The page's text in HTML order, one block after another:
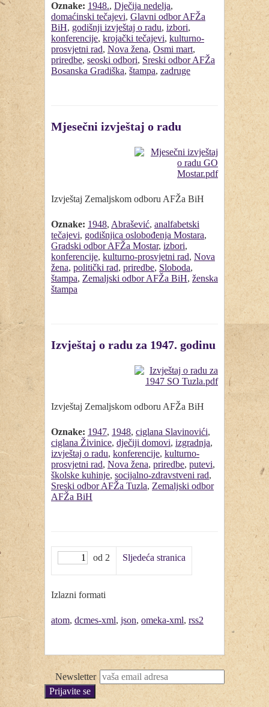
Oznake: 1948., Dječija nedelja,
domaćinski tečajevi, Glavni odbor AFŽa
BiH, godišnji izvještaj o radu, izbori,
konferencije, krojački tečajevi, kulturno-
prosvjetni rad, Nova žena, Osmi mart,
priredbe, seoski odbori, Sreski odbor AFŽa
Bosanska Gradiška, štampa, zadruge
Mjesečni izvještaj o radu
Izvještaj Zemaljskom odboru AFŽa BiH
Oznake: 1948, Abrašević, analfabetski
tečajevi, godišnjica oslobođenja Mostara,
Gradski odbor AFŽa Mostar, izbori,
konferencije, kulturno-prosvjetni rad, Nova
žena, politički rad, priredbe, Sloboda,
štampa, Zemaljski odbor AFŽa BiH, ženska
štampa
Izvještaj o radu za 1947. godinu
Izvještaj Zemaljskom odboru AFŽa BiH
Oznake: 1947, 1948, ciglana Slavinovići,
ciglana Živinice, dječiji domovi, izgradnja,
izvještaj o radu, konferencije, kulturno-
prosvjetni rad, Nova žena, priredbe, putevi,
školske kuhinje, socijalno-zdravstveni rad,
Sreski odbor AFŽa Tuzla, Zemaljski odbor
AFŽa BiH
od 2 Sljedeća stranica
Izlazni formati
atom, dcmes-xml, json, omeka-xml, rss2
Newsletter